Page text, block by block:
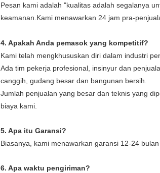
Pesan kami adalah "kualitas adalah segalanya
keamanan.Kami menawarkan 24 jam pra-
4. Apakah Anda pemasok yang kompetitif?
Kami telah mengkhususkan diri dalam industri
Ada tim pekerja profesional, insinyur dan
canggih, gudang besar dan bangunan bersih.
Jumlah penjualan yang besar dan teknis yang
biaya kami.
5. Apa itu Garansi?
Biasanya, kami menawarkan garansi 12-24
6. Apa waktu pengiriman?